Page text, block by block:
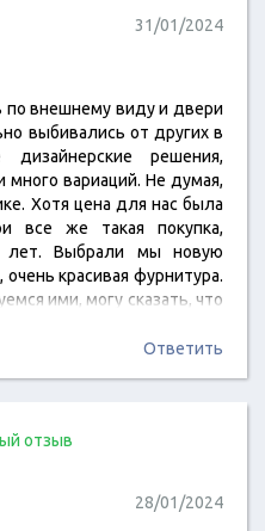
31/01/2024
внешнему виду и двери
выбивались от других в
решения,
много вариаций. Не думая,
Хотя цена для нас была
все же такая покупка,
лет. Выбрали мы новую
красивая фурнитура.
ими, могу сказать, что
Ответить
отзыв
28/01/2024